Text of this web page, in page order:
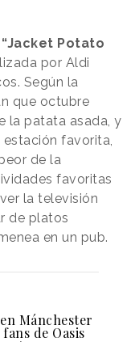
“Jacket Potato
por Aldi
Según la
que octubre
la patata asada, y
favorita,
de la
favoritas
la televisión
de platos
en un pub.
Mánchester
de Oasis